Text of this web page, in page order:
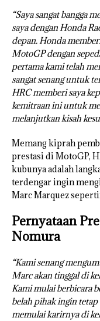
“Saya sangat bangga
saya dengan Honda
depan. Honda
MotoGP dengan
pertama kami telah
sangat senang untuk
HRC memberi saya
kemitraan ini untuk
melanjutkan kisah
Memang kiprah
prestasi di MotoGP,
kubunya adalah
terdengar ingin
Marc Marquez
Pernyataan
Nomura
“Kami senang
Marc akan tinggal di
Kami mulai berbicara
belah pihak ingin
memulai karirnya di